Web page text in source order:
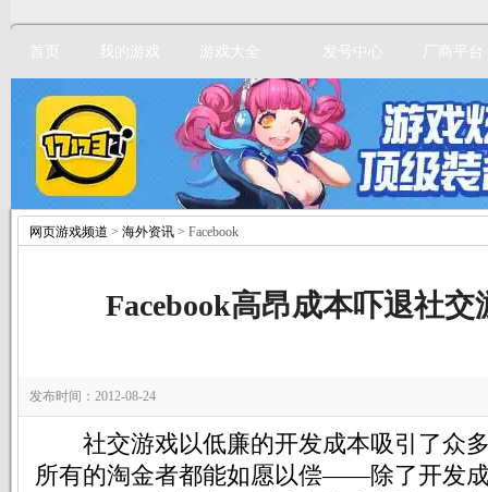
首页 我的游戏 游戏大全 发号中心 厂商平台
网页游戏频道 > 海外资讯 > Facebook
Facebook高昂成本吓退社交
发布时间：2012-08-24
社交游戏以低廉的开发成本吸引了众
所有的淘金者都能如愿以偿——除了开发
立即注册